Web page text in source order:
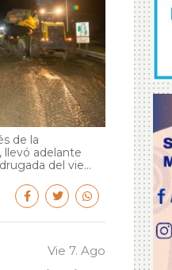
de la
llevó adelante
del vie...
Vie 7. Ago